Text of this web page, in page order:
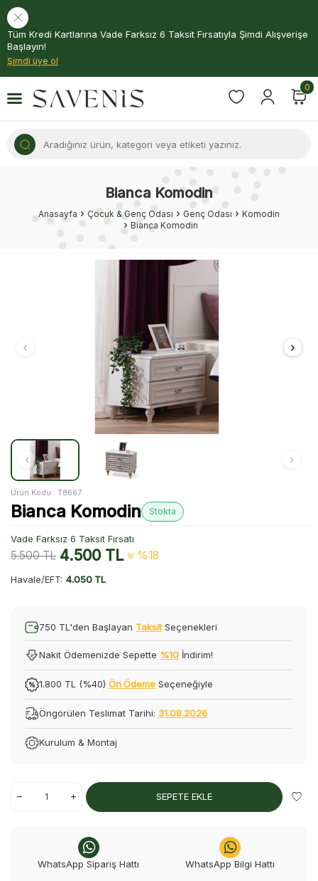
Tüm Kredi Kartlarına Vade Farksız 6 Taksit Fırsatıyla Şimdi Alışverişe
Başlayın!
Şimdi üye ol
0
Bianca Komodin
Anasayfa Çocuk & Genç Odası Genç Odası
Komodin
Bianca Komodin
Ürün Kodu : T8667
Bianca Komodin Stokta
Vade Farksız 6 Taksit Fırsatı
5.500TL 4.500TL %18
Havale/EFT: 4.050 TL
750 TL'den Başlayan Taksit Seçenekleri
Nakit Ödemenizde Sepette %10 İndirim!
1.800 TL (%40) Ön Ödeme Seçeneğiyle
Öngörülen Teslimat Tarihi: 31.08.2026
Kurulum & Montaj
SEPETE EKLE
WhatsApp Sipariş Hattı WhatsApp Bilgi Hattı